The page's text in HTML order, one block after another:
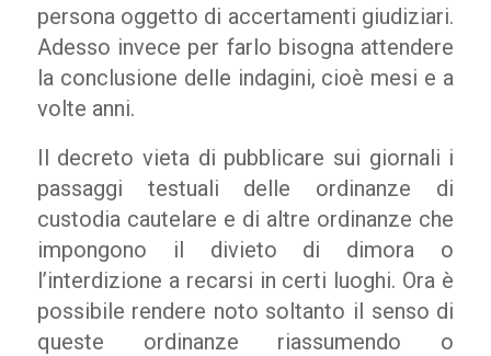
persona oggetto di accertamenti giudiziari.
Adesso invece per farlo bisogna attendere
la conclusione delle indagini, cioè mesi e a
volte anni.
Il decreto vieta di pubblicare sui giornali i
passaggi testuali delle ordinanze di
custodia cautelare e di altre ordinanze che
impongono il divieto di dimora o
l’interdizione a recarsi in certi luoghi. Ora è
possibile rendere noto soltanto il senso di
queste ordinanze riassumendo o